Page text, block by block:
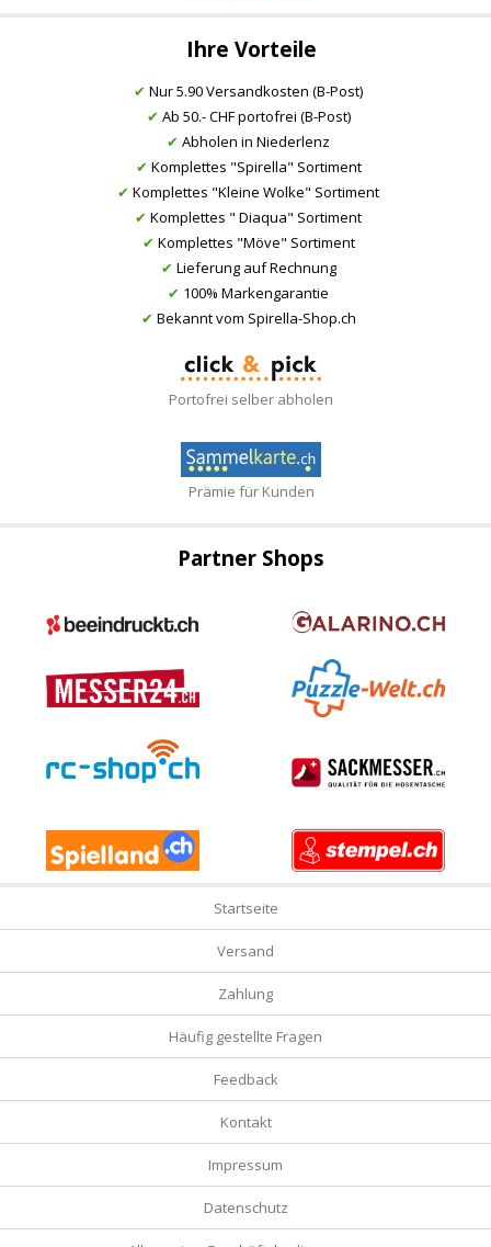
Ihre Vorteile
✔ Nur 5.90 Versandkosten (B-Post)
✔ Ab 50.- CHF portofrei (B-Post)
✔ Abholen in Niederlenz
✔ Komplettes "Spirella" Sortiment
✔ Komplettes "Kleine Wolke" Sortiment
✔ Komplettes " Diaqua" Sortiment
✔ Komplettes "Möve" Sortiment
✔ Lieferung auf Rechnung
✔ 100% Markengarantie
✔ Bekannt vom Spirella-Shop.ch
Portofrei selber abholen
Prämie für Kunden
Partner Shops
Startseite
Versand
Zahlung
Häufig gestellte Fragen
Feedback
Kontakt
Impressum
Datenschutz